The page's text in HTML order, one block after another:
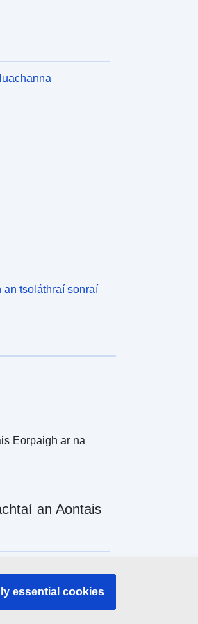
an tsoláthraí sonraí
Eorpaigh ar na
an Aontais
essential cookies